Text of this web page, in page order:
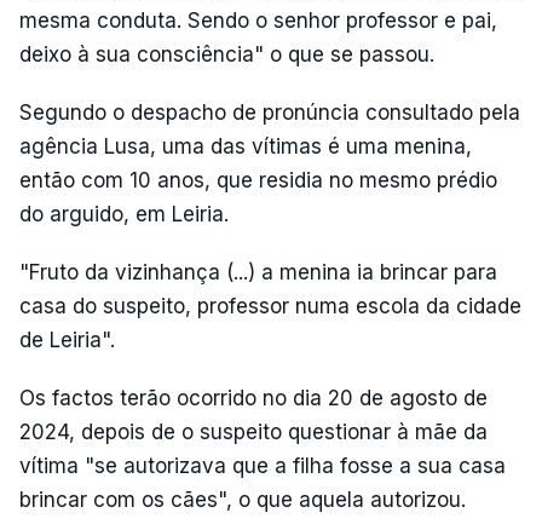
mesma conduta. Sendo o senhor professor e pai,
deixo à sua consciência" o que se passou.
Segundo o despacho de pronúncia consultado pela
agência Lusa, uma das vítimas é uma menina,
então com 10 anos, que residia no mesmo prédio
do arguido, em Leiria.
"Fruto da vizinhança (...) a menina ia brincar para
casa do suspeito, professor numa escola da cidade
de Leiria".
Os factos terão ocorrido no dia 20 de agosto de
2024, depois de o suspeito questionar à mãe da
vítima "se autorizava que a filha fosse a sua casa
brincar com os cães", o que aquela autorizou.